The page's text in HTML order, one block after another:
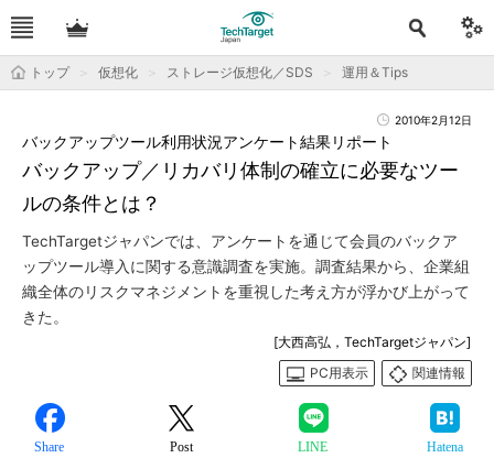
トップ 仮想化 ストレージ仮想化／SDS 運用＆Tips
2010年2月12日
バックアップ／リカバリ体制の確立に必要なツー
ルの条件とは？
バックアップツール利用状況アンケート結果リポート
TechTargetジャパンでは、アンケートを通じて会員のバックア
ップツール導入に関する意識調査を実施。調査結果から、企業組
織全体のリスクマネジメントを重視した考え方が浮かび上がって
きた。
[大西高弘，TechTargetジャパン]
PC用表示
関連情報
Share Post LINE Hatena